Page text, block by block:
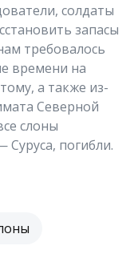
солдаты
запасы
требовалось
времени на
а также из-
Северной
слоны
Суруса, погибли.